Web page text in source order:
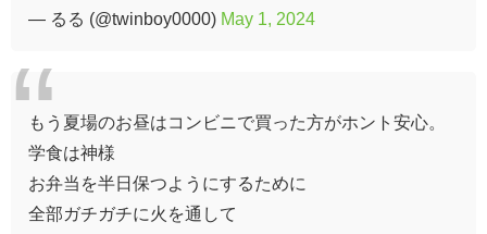
— るる (@twinboy0000) May 1, 2024
もう夏場のお昼はコンビニで買った方がホント安心。
学食は神様
お弁当を半日保つようにするために
全部ガチガチに火を通して